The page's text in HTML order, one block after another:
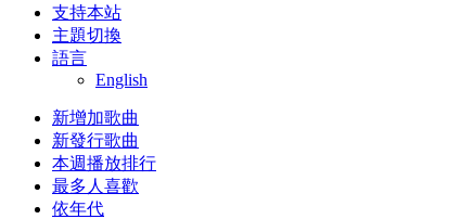
支持本站
主題切換
語言
English
新增加歌曲
新發行歌曲
本週播放排行
最多人喜歡
依年代